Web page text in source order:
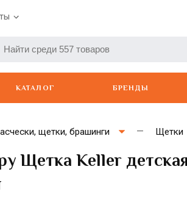
КАТАЛОГ БРЕНДЫ
щетки, брашинги Щетки
Щетка Keller